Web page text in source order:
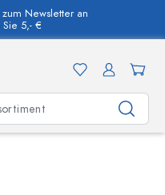
Newsletter an
5,- €